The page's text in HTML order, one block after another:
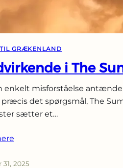
GRÆKENLAND
i The
enkelt misforståelse
det spørgsmål, The
sætter et…
2025